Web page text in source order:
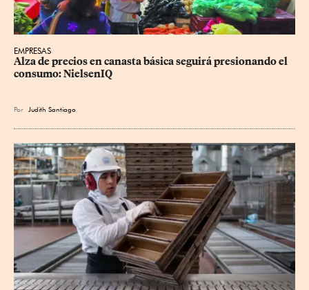
EMPRESAS
Alza de precios en canasta básica seguirá presionando el
consumo: NielsenIQ
Por Judith Santiago